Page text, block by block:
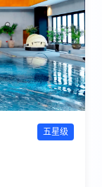
五星级